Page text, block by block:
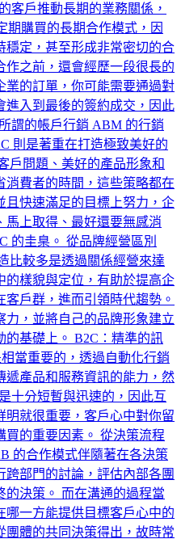
客戶推動長期的業務關係，
期購買的長期合作模式，因
穩定，甚至形成非常密切的合
之前，還會經歷一段很長的
業的訂單，你可能需要通過對
進入到最後的簽約成交，因此
謂的帳戶行銷 ABM 的行銷
則是著重在打造極致美好的
戶問題、美好的產品形象和
費者的時間，這些策略都在
且快速滿足的目標上努力，企
馬上取得、最好還要無感消
的圭臬。 從品牌經營區別
比較多是透過關係經營來達
的樣貌與定位，有助於提高企
戶群，進而引領時代趨勢。
力，並將自己的品牌形象建立
基礎上。 B2C：精準的訊
當重要的，透過自動化行銷
遞產品和服務資訊的能力，然
十分短暫與迅速的，因此互
就很重要，客戶心中對你留
的重要因素。 從決策流程
的合作模式伴隨著在各決策
跨部門的討論，評估內部各團
的決策。 而在溝通的過程當
哪一方能提供目標客戶心中的
體的共同決策得出，故時常